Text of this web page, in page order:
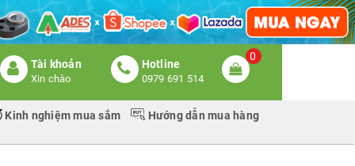
Tài khoản
Xin chào
Hotline
0979 691 514
0
Kinh nghiệm mua sắm Hướng dẫn mua hàng